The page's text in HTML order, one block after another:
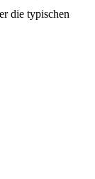
die typischen